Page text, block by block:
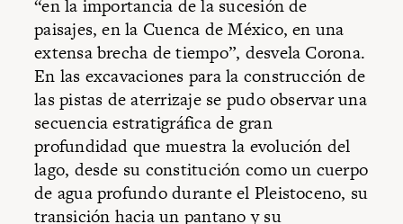
“en la importancia de la sucesión de
paisajes, en la Cuenca de México, en una
extensa brecha de tiempo”, desvela Corona.
En las excavaciones para la construcción de
las pistas de aterrizaje se pudo observar una
secuencia estratigráfica de gran
profundidad que muestra la evolución del
lago, desde su constitución como un cuerpo
de agua profundo durante el Pleistoceno, su
transición hacia un pantano y su